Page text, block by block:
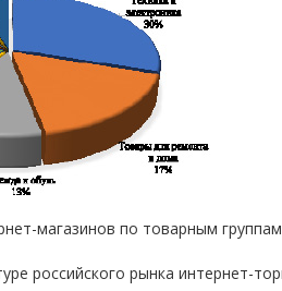
магазинов по товарным
российского рынка интернет-